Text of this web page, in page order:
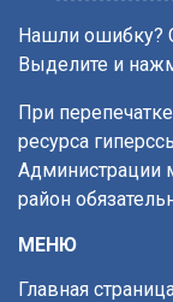
Нашли ошибку?
Выделите и
При
ресурса
Администрации
район
МЕНЮ
Главная